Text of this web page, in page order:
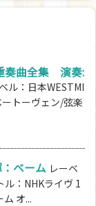
奏曲全集 演奏:
ル：日本WESTMI
トーヴェン/弦楽
ベーム レーベ
ル：NHKライヴ 1
オ...